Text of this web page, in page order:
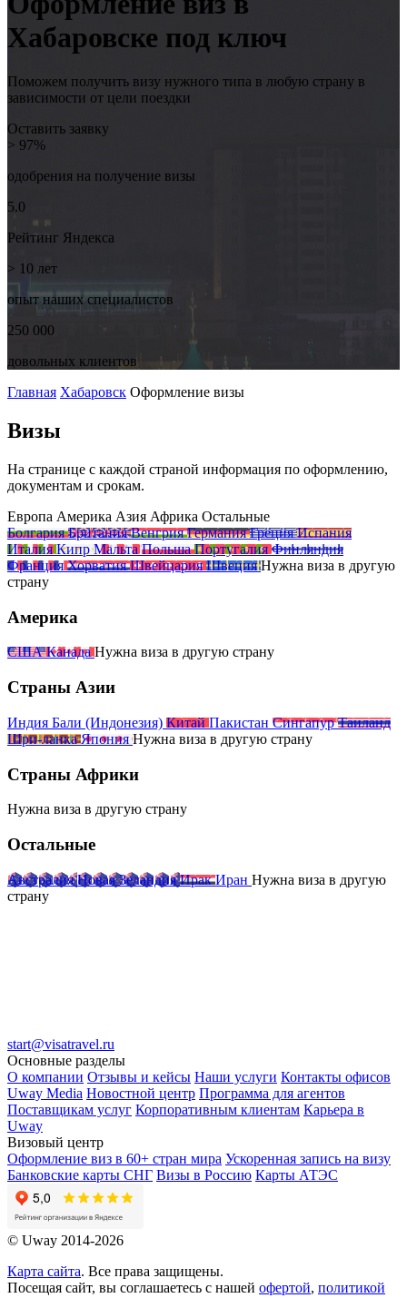
Хабаровске под ключ
Поможем получить визу нужного типа в любую страну в
зависимости от цели поездки
Оставить заявку
> 97%
одобрения на получение визы
5.0
Рейтинг Яндекса
> 10 лет
опыт нашихспециалистов
250 000
довольных клиентов
Главная Хабаровск Оформление визы
Визы
На странице с каждой страной информация по оформлению,
документам и срокам.
Европа Америка Азия Африка Остальные
Болгария Британия Венгрия Германия Греция Испания
Италия Кипр Мальта Польша Португалия Финляндия
Франция Хорватия Швейцария Швеция Нужна виза в другую
страну
Америка
США Канада Нужна виза в другую страну
Страны Азии
Индия Бали (Индонезия) Китай Пакистан Сингапур Таиланд
Шри-ланка Япония Нужна виза в другую страну
Страны Африки
Нужна виза в другую страну
Остальные
Австралия Новая Зеландия Ирак Иран Нужна виза в другую
страну
start@visatravel.ru
Основные разделы
О компании Отзывы и кейсы Наши услуги Контакты офисов
Uway Media Новостной центр Программа для агентов
Поставщикам услуг Корпоративным клиентам Карьера в
Uway
Визовый центр
Оформление виз в 60+ стран мира Ускоренная запись на визу
Банковские карты СНГ Визы в Россию Карты АТЭС
© Uway 2014-2026
Карта сайта. Все права защищены.
Посещая сайт, вы соглашаетесь с нашей офертой, политикой